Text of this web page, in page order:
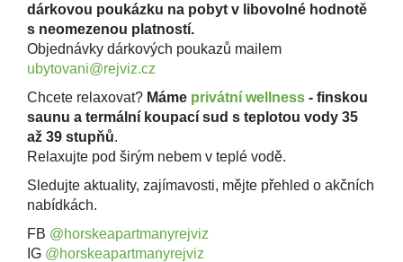
dárkovou poukázku na pobyt v libovolné hodnotě
s neomezenou platností.
Objednávky dárkových poukazů mailem
ubytovani@rejviz.cz
Chcete relaxovat? Máme privátní wellness - finskou
saunu a termální koupací sud s teplotou vody 35
až 39 stupňů.
Relaxujte pod širým nebem v teplé vodě.
Sledujte aktuality, zajímavosti, mějte přehled o akčních
nabídkách.
FB @horskeapartmanyrejviz
IG @horskeapartmanyrejviz